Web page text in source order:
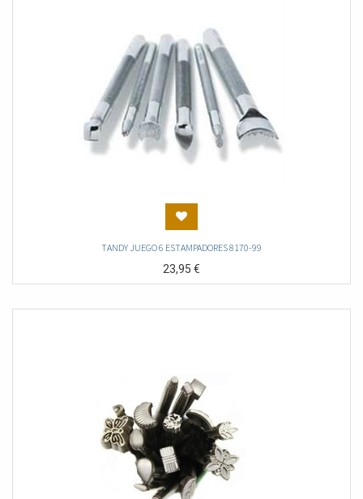
TANDY JUEGO 6 ESTAMPADORES 8170-99
23,95€